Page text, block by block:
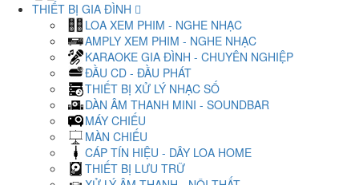
THIẾT BỊ GIA ĐÌNH
LOA XEM PHIM - NGHE NHẠC
AMPLY XEM PHIM - NGHE NHẠC
KARAOKE GIA ĐÌNH - CHUYÊN NGHIỆP
ĐẦU CD - ĐẦU PHÁT
THIẾT BỊ XỬ LÝ NHẠC SỐ
DÀN ÂM THANH MINI - SOUNDBAR
MÁY CHIẾU
MÀN CHIẾU
CÁP TÍN HIỆU - DÂY LOA HOME
THIẾT BỊ LƯU TRỮ